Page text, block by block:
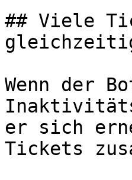
## Viele
Wenn der
er sich
Tickets